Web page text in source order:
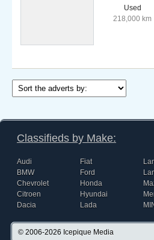
Used
218,000 km
Classifieds by Make:
Audi
BMW
Chevrolet
Citroen
Dacia
Fiat
Ford
Honda
Hyundai
Lada
© 2006-2026 Icepique Media